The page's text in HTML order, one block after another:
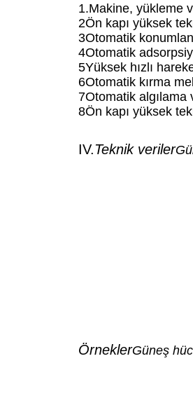
1.Makine, yükleme
2Ön kapı yüksek
3Otomatik
4Otomatik
5Yüksek hızlı
6Otomatik kırma
7Otomatik algılama
8Ön kapı yüksek
IV.Teknik veriler
ÖrneklerGüneş